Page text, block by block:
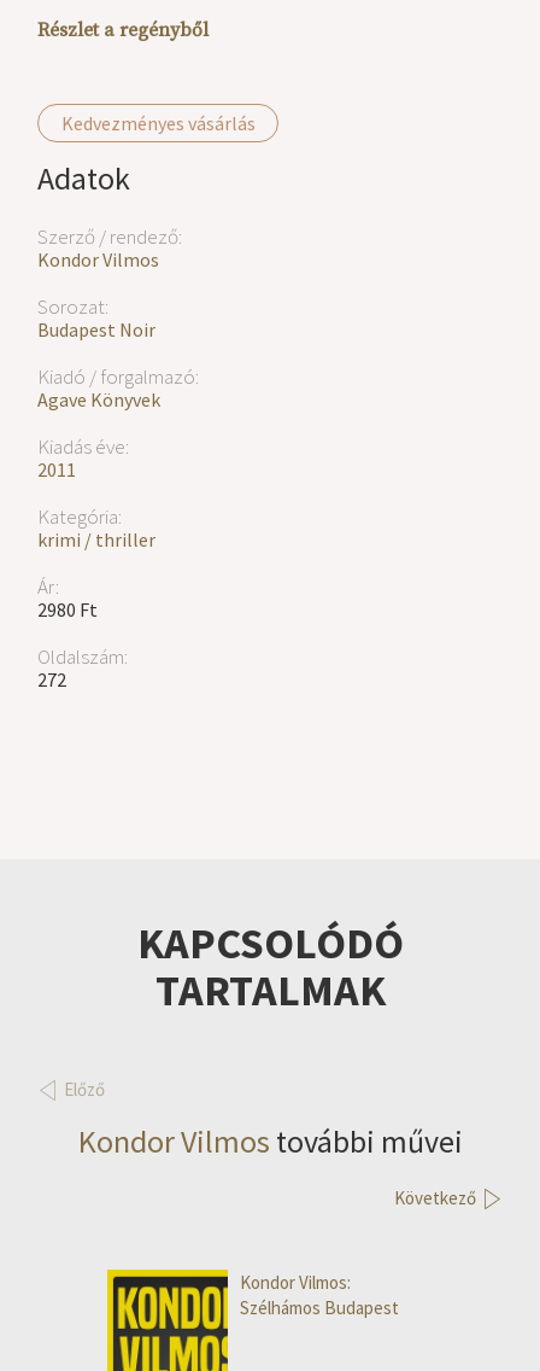
Kedvezményes vásárlás
Adatok
Szerző / rendező:
Kondor Vilmos
Sorozat:
Budapest Noir
Kiadó / forgalmazó:
Agave Könyvek
Kiadás éve:
2011
Kategória:
krimi / thriller
Ár:
2980 Ft
Oldalszám:
272
Részlet a regényből
KAPCSOLÓDÓ
TARTALMAK
Előző
Kondor Vilmos további művei
Következő
Kondor Vilmos:
Szélhámos Budapest